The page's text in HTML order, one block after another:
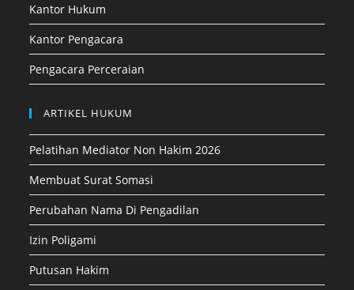
Kantor Hukum
Kantor Pengacara
Pengacara Perceraian
ARTIKEL HUKUM
Pelatihan Mediator Non Hakim 2026
Membuat Surat Somasi
Perubahan Nama Di Pengadilan
Izin Poligami
Putusan Hakim